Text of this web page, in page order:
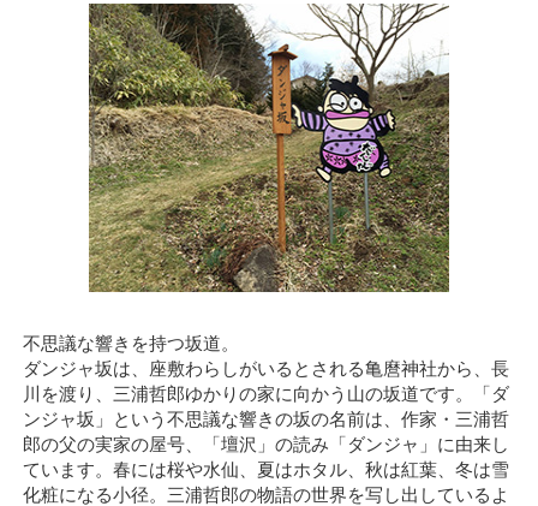
不思議な響きを持つ坂道。
ダンジャ坂は、座敷わらしがいるとされる亀麿神社から、長
川を渡り、三浦哲郎ゆかりの家に向かう山の坂道です。「ダ
ンジャ坂」という不思議な響きの坂の名前は、作家・三浦哲
郎の父の実家の屋号、「壇沢」の読み「ダンジャ」に由来し
ています。春には桜や水仙、夏はホタル、秋は紅葉、冬は雪
化粧になる小径。三浦哲郎の物語の世界を写し出しているよ